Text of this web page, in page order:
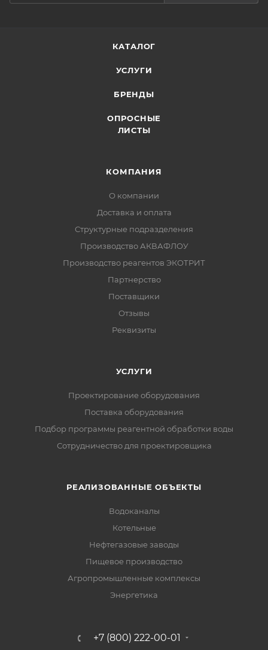
КАТАЛОГ
УСЛУГИ
БРЕНДЫ
ОПРОСНЫЕ
ЛИСТЫ
КОМПАНИЯ
О компании
Доставка и оплата
Структурные подразделения
Производство АКВАФЛОУ
Производство реагентов ЭКОТРИТ
Партнерство
Поставщики
Отзывы
Реквизиты
УСЛУГИ
Проектирование оборудования
Поставка оборудования
Подбор программы реагентной обработки воды
Сотрудничество для проектировщика
РЕАЛИЗОВАННЫЕ ОБЪЕКТЫ
Водоканалы
Котельные
Нефтегазовые заводы
Пищевое производство
Агропромышленные комплексы
Энергетика
+7 (800) 222-00-01